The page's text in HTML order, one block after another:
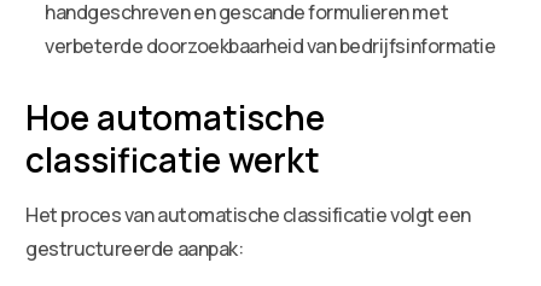
handgeschreven en gescande formulieren met
verbeterde doorzoekbaarheid van bedrijfsinformatie
Hoe automatische
classificatie werkt
Het proces van automatische classificatie volgt een
gestructureerde aanpak: